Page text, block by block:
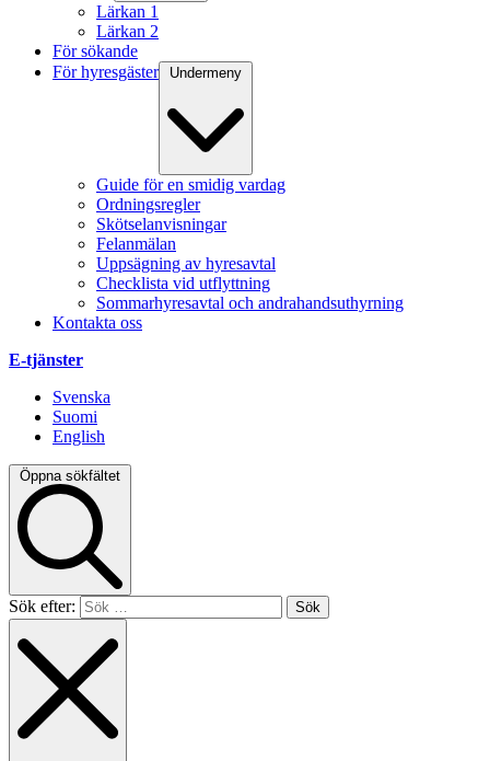
Lärkan 1
Lärkan 2
För sökande
För hyresgäster
Undermeny
Guide för en smidig vardag
Ordningsregler
Skötselanvisningar
Felanmälan
Uppsägning av hyresavtal
Checklista vid utflyttning
Sommarhyresavtal och andrahandsuthyrning
Kontakta oss
E-tjänster
Svenska
Suomi
English
Öppna sökfältet
Sök efter: